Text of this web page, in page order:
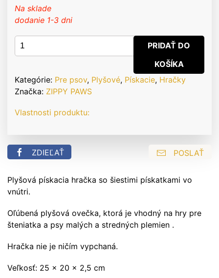
Na sklade
dodanie 1-3 dni
množstvo
ZippyPaws
-
Ovečka
PRIDAŤ DO
KOŠÍKA
Kategórie: Pre psov, Plyšové, Pískacie, Hračky
Značka: ZIPPY PAWS
Vlastnosti produktu:
ZDIEĽAŤ POSLAŤ
Plyšová pískacia hračka so šiestimi pískatkami vo
vnútri.
Oľúbená plyšová ovečka, ktorá je vhodný na hry pre
šteniatka a psy malých a stredných plemien .
Hračka nie je ničím vypchaná.
Veľkosť: 25 x 20 x 2,5 cm